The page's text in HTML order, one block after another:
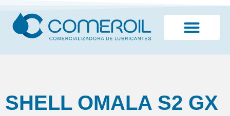
SHELL OMALA S2 GX